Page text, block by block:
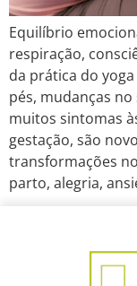
Equilíbrio
respiração,
da prática do
pés, mudanças
muitos sintomas
gestação, são
transformações
parto, alegria,